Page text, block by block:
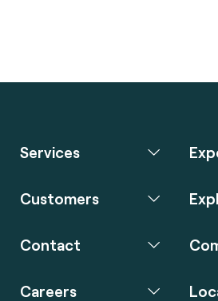
Services
Customers
Contact
Careers